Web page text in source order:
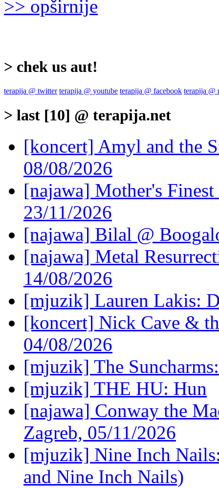
>> opširnije
> chek us aut!
terapija @ twitter terapija @ youtube terapija @ facebook terapija @
> last [10] @ terapija.net
[koncert] Amyl and the
08/08/2026
[najawa] Mother's
23/11/2026
[najawa] Bilal @
[najawa] Metal
14/08/2026
[mjuzik] Lauren Lakis:
[koncert] Nick Cave &
04/08/2026
[mjuzik] The
[mjuzik] THE HU: Hun
[najawa] Conway the
Zagreb, 05/11/2026
[mjuzik] Nine Inch
and Nine Inch Nails)